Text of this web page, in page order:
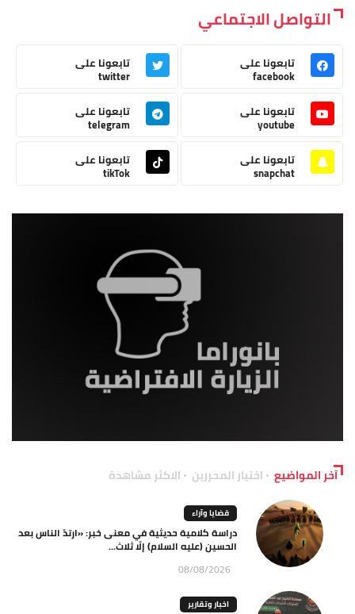
التواصل الاجتماعي
تابعونا على
facebook
تابعونا على
twitter
تابعونا على
youtube
تابعونا على
telegram
تابعونا على
snapchat
تابعونا على
tikTok
آخر المواضيع اختيار المحررين الاكثر مشاهدة
قضايا وآراء
دراسة كلامية حديثية في معنى خبر: «ارتدّ الناس بعد
الحسين (عليه السلام) إلّا ثلاث...
08/08/2026
اخبار وتقارير